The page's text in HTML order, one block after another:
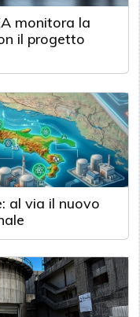
monitora la
il progetto
al via il nuovo